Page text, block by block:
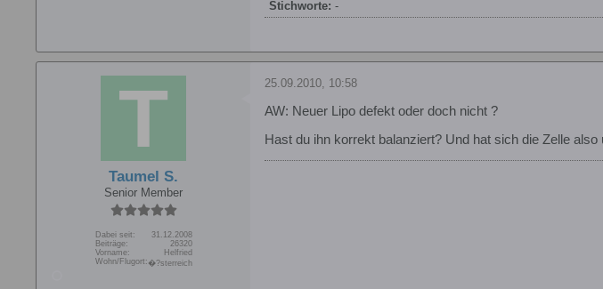
Stichworte: -
Taumel S.
Senior Member
Dabei seit:
31.12.2008
Beiträge:
26320
Vorname:
Helfried
Wohn/Flugort: �?sterreich
25.09.2010, 10:58
AW: Neuer Lipo defekt oder doch nicht ?
Hast du ihn korrekt balanziert? Und hat sich die Zelle also